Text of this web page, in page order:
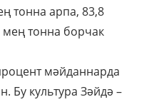
тонна арпа, 83,8
тонна борчак
мәйданнарда
Бу культура Зәйдә –